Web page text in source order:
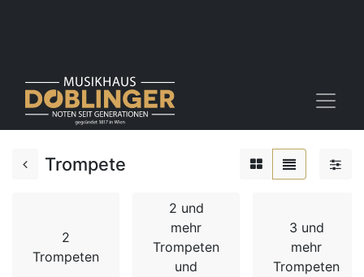
Trompete
2
Trompeten
2 und
mehr
Trompeten
und
3 und
mehr
Trompeten